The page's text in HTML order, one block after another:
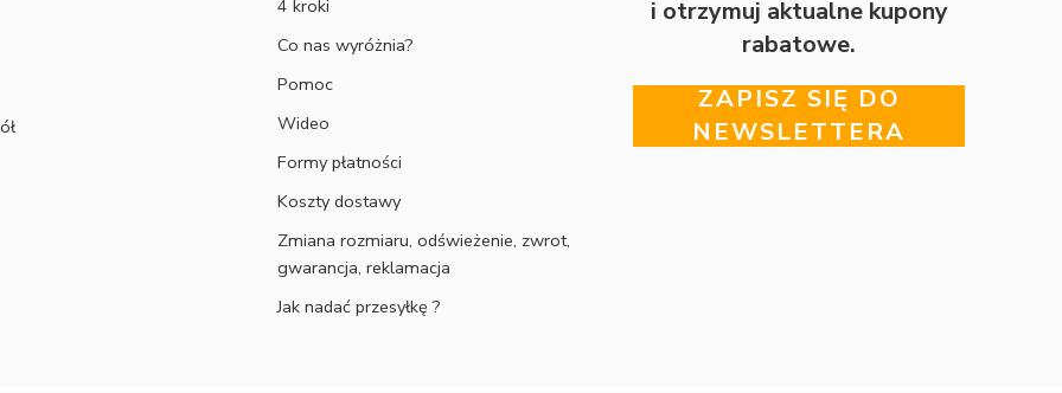
4 kroki
Co nas wyróżnia?
Pomoc
Wideo
Formy płatności
Koszty dostawy
Zmiana rozmiaru, odświeżenie, zwrot,
gwarancja, reklamacja
Jak nadać przesyłkę ?
i otrzymuj aktualne kupony
rabatowe.
ZAPISZ SIĘ DO
NEWSLETTERA